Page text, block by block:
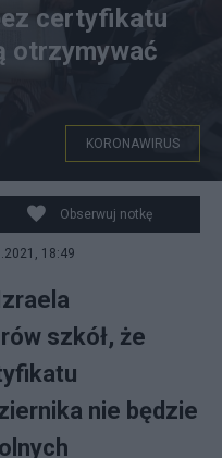
Fot. PAP/EPA/ATEF
certyfikatu
otrzymywać
KORONAWIRUS
Obserwuj notkę
18:49
szkół, że
nie będzie